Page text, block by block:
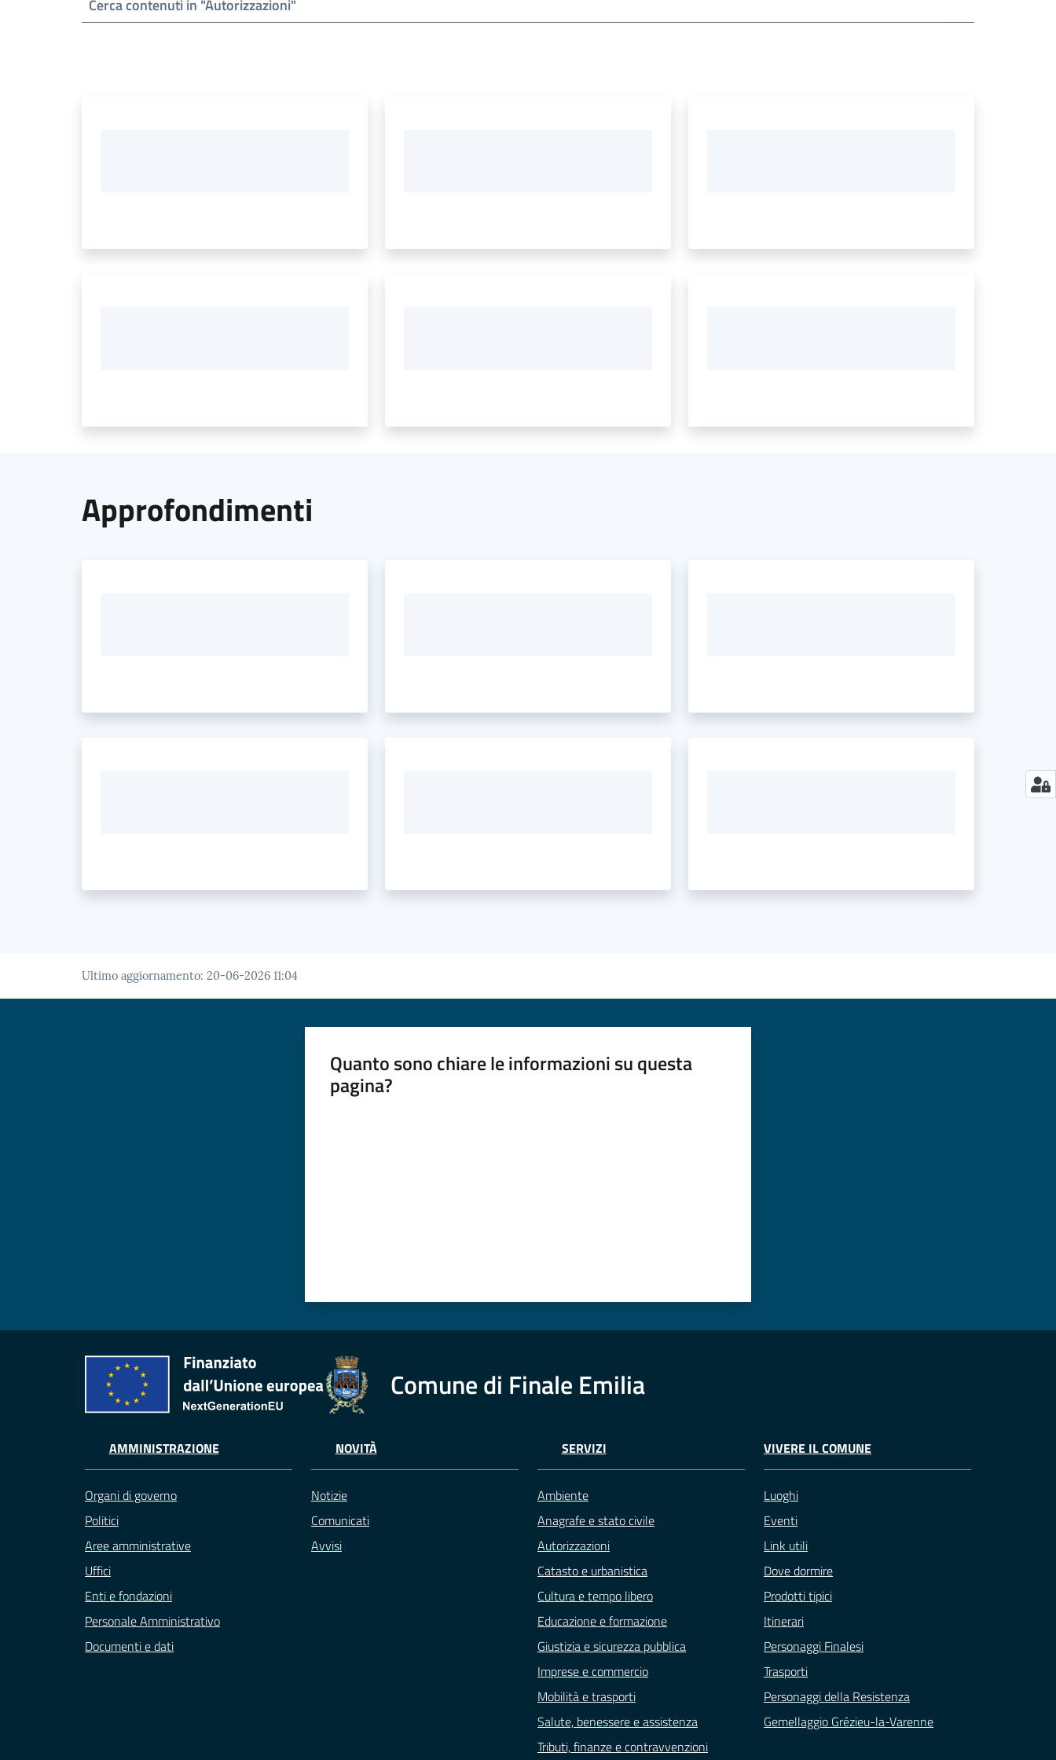
Approfondimenti
Ultimo aggiornamento: 20-06-2026 11:04
Quanto sono chiare le informazioni su questa
pagina?
Comune di Finale Emilia
AMMINISTRAZIONE
Organi di governo
Politici
Aree amministrative
Uffici
Enti e fondazioni
Personale Amministrativo
Documenti e dati
NOVITÀ
Notizie
Comunicati
Avvisi
SERVIZI
Ambiente
Anagrafe e stato civile
Autorizzazioni
Catasto e urbanistica
Cultura e tempo libero
Educazione e formazione
Giustizia e sicurezza pubblica
Imprese e commercio
Mobilità e trasporti
Salute, benessere e assistenza
Tributi, finanze e contravvenzioni
VIVERE IL COMUNE
Luoghi
Eventi
Link utili
Dove dormire
Prodotti tipici
Itinerari
Personaggi Finalesi
Trasporti
Personaggi della Resistenza
Gemellaggio Grézieu-la-Varenne